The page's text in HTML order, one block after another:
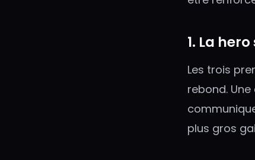
1. La
Les trois
rebond.
plus gros